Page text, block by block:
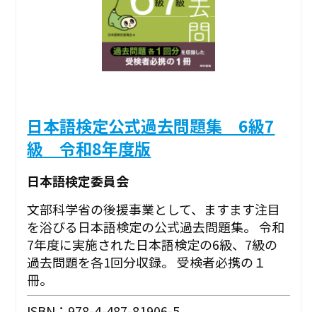
日本語検定公式過去問題集 6級7
級 令和8年度版
日本語検定委員会
文部科学省の後援事業として、ますます注目
を浴びる日本語検定の公式過去問題集。 令和
7年度に実施された日本語検定の6級、7級の
過去問題を各1回分収録。 受検者必携の１
冊。